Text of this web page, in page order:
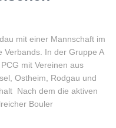
mit einer Mannschaft im
Verbands. In der Gruppe A
mit Vereinen aus
Ostheim, Rodgau und
Nach dem die aktiven
Bouler